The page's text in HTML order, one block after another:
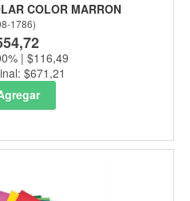
COLOR MARRON
1786)
| $116,49
$671,21